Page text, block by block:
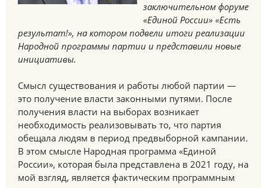
заключительном форуме
«Единой России» «Есть
результат!», на котором подвели итоги реализации
Народной программы партии и представили новые
инициативы.
Смысл существования и работы любой партии —
это получение власти законными путями. После
получения власти на выборах возникает
необходимость реализовывать то, что партия
обещала людям в период предвыборной кампании.
В этом смысле Народная программа «Единой
России», которая была представлена в 2021 году, на
мой взгляд, является фактическим программным